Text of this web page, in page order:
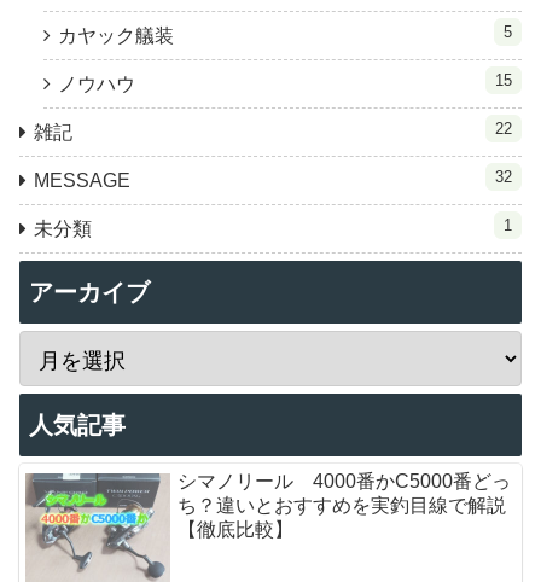
カヤック艤装 5
ノウハウ 15
雑記 22
MESSAGE 32
未分類 1
アーカイブ
人気記事
シマノリール 4000番かC5000番どっ
ち？違いとおすすめを実釣目線で解説
【徹底比較】